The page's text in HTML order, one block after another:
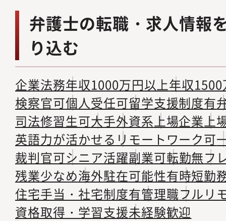
弁護士の転職・求人情報
り込む
企業法務年収1000万円以上年収
検察官可個人受任可留学支援制度有
司法修習生可大手外資系上場企業上
英語力が活かせる リモートワーク可
裁判官可シニア活躍副業可転勤無フ
残業少なめ海外駐在可能性有時短勤
住宅手当・社宅制度有管理職フルリ
資格取得・学習支援未経験歓迎